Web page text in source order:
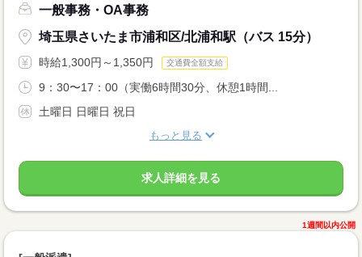
一般事務・OA事務
埼玉県さいたま市浦和区/北浦和駅（バス 15分）
時給1,300円～1,350円 交通費全額支給
9：30〜17：00（実働6時間30分、休憩1時間...
土曜日 日曜日 祝日
もっと見る
求人詳細を見る
1週間以内公開